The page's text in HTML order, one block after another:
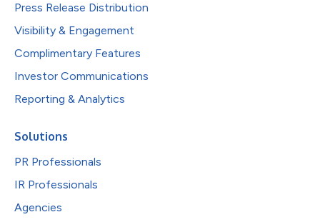
Press Release Distribution
Visibility & Engagement
Complimentary Features
Investor Communications
Reporting & Analytics
Solutions
PR Professionals
IR Professionals
Agencies